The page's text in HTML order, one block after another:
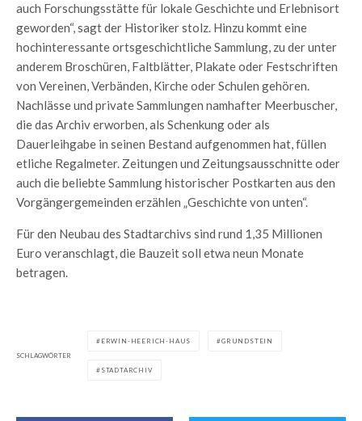
auch Forschungsstätte für lokale Geschichte und Erlebnisort
geworden“, sagt der Historiker stolz. Hinzu kommt eine
hochinteressante ortsgeschichtliche Sammlung, zu der unter
anderem Broschüren, Faltblätter, Plakate oder Festschriften
von Vereinen, Verbänden, Kirche oder Schulen gehören.
Nachlässe und private Sammlungen namhafter Meerbuscher,
die das Archiv erworben, als Schenkung oder als
Dauerleihgabe in seinen Bestand aufgenommen hat, füllen
etliche Regalmeter. Zeitungen und Zeitungsausschnitte oder
auch die beliebte Sammlung historischer Postkarten aus den
Vorgängergemeinden erzählen „Geschichte von unten“.
Für den Neubau des Stadtarchivs sind rund 1,35 Millionen
Euro veranschlagt, die Bauzeit soll etwa neun Monate
betragen.
SCHLAGWÖRTER
ERWIN-HEERICH-HAUS GRUNDSTEIN
STADTARCHIV